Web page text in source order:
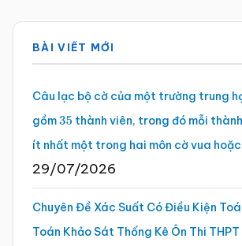
Sidebar
chính
BÀI VIẾT MỚI
Câu lạc bộ cờ của một trường trung
gồm35 thành viên, trong đó mỗi
ít nhất một trong hai môn cờ vua
29/07/2026
Chuyên Đề Xác Suất Có Điều Kiện
Toán Khảo Sát Thống Kê Ôn Thi